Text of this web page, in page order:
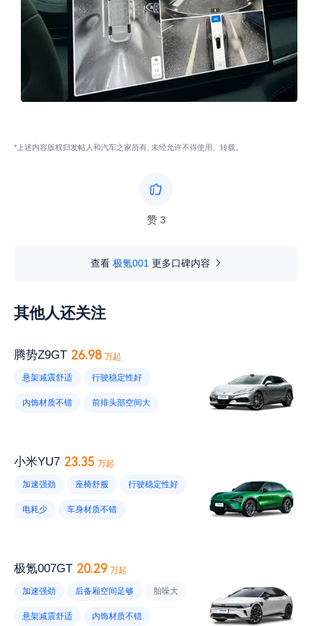
*上述内容版权归发帖人和汽车之家所有, 未经允许不得使用、转载。
赞 3
查看 极氪001 更多口碑内容
其他人还关注
腾势Z9GT 26.98 万起
悬架减震舒适 行驶稳定性好
内饰材质不错 前排头部空间大
维修保养便宜 车机不好 底盘太低
后排头部空间小 优惠幅度小
小米YU7 23.35 万起
加速强劲 座椅舒服 行驶稳定性好
电耗少 车身材质不错
风噪大 胎噪大 雨刷不灵敏
内饰易脏 优惠幅度小
极氪007GT 20.29 万起
加速强劲 后备厢空间足够 胎噪大
悬架减震舒适 内饰材质不错